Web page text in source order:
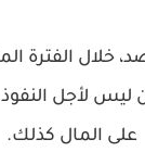
خلال الفترة
ليس لأجل
على المال كذلك.